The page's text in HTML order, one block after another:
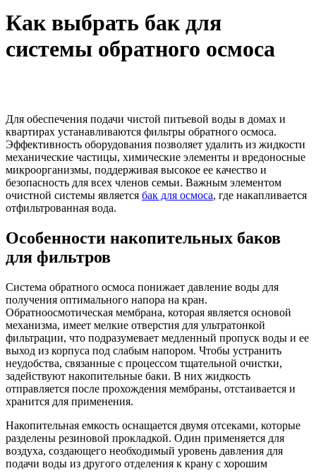
Как выбрать бак для
системы обратного осмоса
Для обеспечения подачи чистой питьевой воды в домах и
квартирах устанавливаются фильтры обратного осмоса.
Эффективность оборудования позволяет удалить из жидкости
механические частицы, химические элементы и вредоносные
микроорганизмы, поддерживая высокое ее качество и
безопасность для всех членов семьи. Важным элементом
очистной системы является бак для осмоса, где накапливается
отфильтрованная вода.
Особенности накопительных баков
для фильтров
Система обратного осмоса понижает давление воды для
получения оптимального напора на кран.
Обратноосмотическая мембрана, которая является основой
механизма, имеет мелкие отверстия для ультратонкой
фильтрации, что подразумевает медленный пропуск воды и ее
выход из корпуса под слабым напором. Чтобы устранить
неудобства, связанные с процессом тщательной очистки,
задействуют накопительные баки. В них жидкость
отправляется после прохождения мембраны, отстаивается и
хранится для применения.
Накопительная емкость оснащается двумя отсеками, которые
разделены резиновой прокладкой. Один применяется для
воздуха, создающего необходимый уровень давления для
подачи воды из другого отделения к крану с хорошим